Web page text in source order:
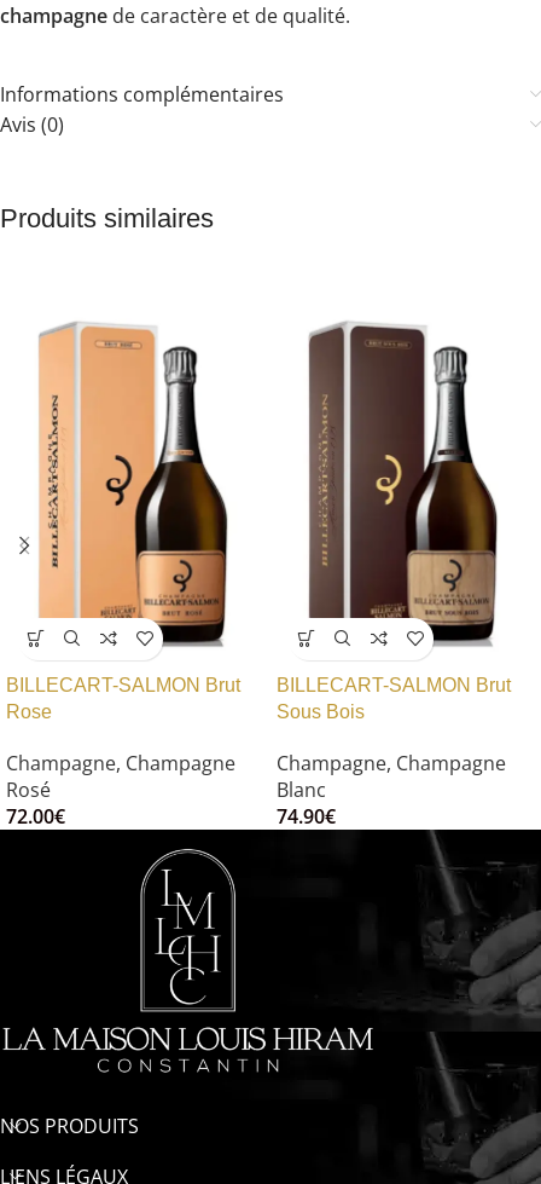
champagne de caractère et de qualité.
Informations complémentaires
Avis (0)
Produits similaires
BILLECART-SALMON Brut
Rose
Champagne, Champagne
Rosé
72.00€
BILLECART-SALMON Brut
Sous Bois
Champagne, Champagne
Blanc
74.90€
NOS PRODUITS
LIENS LÉGAUX